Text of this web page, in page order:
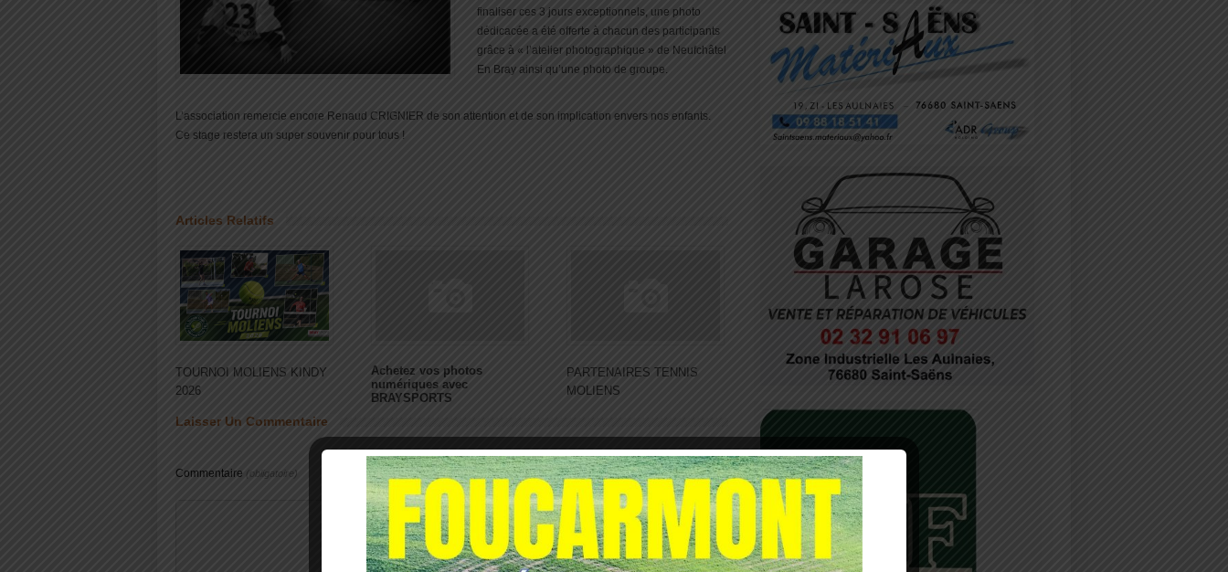
finaliser ces 3 jours exceptionnels, une photo
dédicacée a été offerte à chacun des participants
grâce à « l’atelier photographique » de Neufchâtel
En Bray ainsi qu’une photo de groupe.
L’association remercie encore Renaud CRIGNIER de son attention et de son implication envers nos enfants.
Ce stage restera un super souvenir pour tous !
Articles Relatifs
TOURNOI MOLIENS KINDY
2026
Achetez vos photos
numériques avec
BRAYSPORTS
PARTENAIRES TENNIS
MOLIENS
Laisser Un Commentaire
Commentaire (obligatoire)